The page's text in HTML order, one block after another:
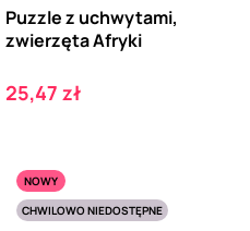
Puzzle z uchwytami,
zwierzęta Afryki
Cena
25,47 zł
NOWY
CHWILOWO NIEDOSTĘPNE